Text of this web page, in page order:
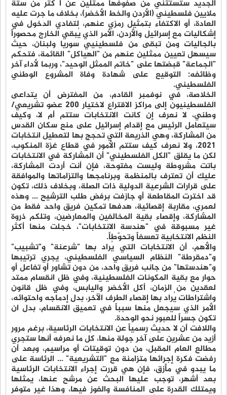
الجديد ستستثني من صفوفها ممثلين عن أ كثر من ستة
ملايين فلسطيني (الأردن والخط الأخضر)، بخلاف ما جرت عليه
العادة، أو الاكتفاء بتمثيل رمزي عنهم، لتفادي الدخول في
إشكاليات مع إسرائيل والأردن، الأمر الذي يُبقي الخارج محصوراً
بالجاليات ومن تبقى من فلسطينيي سوريا ولبنان، حيث
سيسهل تعيين ممثلين عنهم من "الهياكل" القائمة، فتحكم
"الجماعة" قبضتها على "خاتم الممثل الوحيد"، وربما لأداء آخر
وظائفه: التوقيع على شهادة وفاة المشروع الوطني
الفلسطيني.
الخلاصة، في نوفمبر القادم، من المفترض أن يتداعى
الفلسطينيون إلى مراكز الاقتراع لاختيار 200 عضو تشريعي/
وطني، لا نعرف إن كانت الانتخابات ستتم أم لا، وكيف
سيتعامل الرئيس مع إقدام إسرائيل على منع سكان القدس
من المشاركة، وهي الذريعة التي تحجج بها لتعطيل انتخابات
2021، ولا نعرف كيف ستتم الأمور في قطاع غزة المنكوب،
لكن ما يقلق "الكل الفلسطيني" أن المشاركة في الانتخابات
باتت مشروطة وليست مفتوحة، فإن أنت أردت المشاركة،
عليك أن تعترف بالمنظمة وبرنامجها والتزاماتها والموافقة
على قرارات الشرعية الدولية ذات الصلة، وبخلاف ذلك، تكون
قد اخترت المقاطعة أو جازفت برفض طلب الترشيح ... وهذه
لعمري، مقاربة إقصائية، هدفها تمكين فريق واحد فقط من
المشاركة، وإقصاء بقية المخالفين والمعارضين، وتلكم ذروة
غير مسبوقة في "هندسة الانتخابات"، خجلت منها أكثر
النظم الانتخابية تعسفاً وتحوّطاً.
والأهم، أن الانتخابات التي يُراد بها "شرعنة" و"تشبيب"
و"دمقرطة" النظام السياسي الفلسطيني، يجري ترتيبها
و"هندستها" من جانب فريق واحد، من دون تشاور أو تفاعل أو
حوار مع بقية المكونات الفلسطينية، وفي ظل انقسام ممتد
لعقدين من الزمان، أكل الأخضر واليابس، وفي ظل قانون
واشتراطات يُراد بها إقصاء الطرف الآخر، بدل إدماجه واحتوائه،
الأمر الذي سيجعل منها سبباً في تعميق الانقسام، بدل ان
تكون جسراً للعبور نحو الوحدة.
واللافت أن لا حديث رسمياً عن الانتخابات الرئاسية، برغم مرور
أزيد من عشرين على آخر جولة منها، كل ما نعرفه أنها ستجري
مطالع العام المقبل، من دون توقيتات أو مراسيم، وبعد أن
رفضت فكرة إجرائها متزامنة مع "التشريعية" ... الرئاسة على
ما يبدو في مأزق، فإن هي قررت إجراء الانتخابات الرئاسية
بعد أشهر، توجب عليها البحث عن مرشح عنها، يمثلها
ويمتلك القدرة على المنافسة والفوز فيها، وهذا غير متوفر